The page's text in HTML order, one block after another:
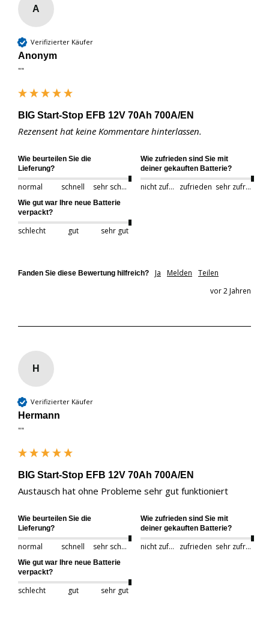
A
Verifizierter Käufer
Anonym
""
BIG Start-Stop EFB 12V 70Ah 700A/EN
Rezensent hat keine Kommentare hinterlassen.
Wie beurteilen Sie die
Lieferung?
normal schnell sehr schnell
Wie zufrieden sind Sie mit
deiner gekauften Batterie?
nicht zufrieden zufrieden sehr zufrieden
Wie gut war Ihre neue Batterie
verpackt?
schlecht gut sehr gut
Fanden Sie diese Bewertung hilfreich? Ja Melden
Teilen
vor 2 Jahren
H
Verifizierter Käufer
Hermann
""
BIG Start-Stop EFB 12V 70Ah 700A/EN
Austausch hat ohne Probleme sehr gut funktioniert
Wie beurteilen Sie die
Lieferung?
normal schnell sehr schnell
Wie zufrieden sind Sie mit
deiner gekauften Batterie?
nicht zufrieden zufrieden sehr zufrieden
Wie gut war Ihre neue Batterie
verpackt?
schlecht gut sehr gut